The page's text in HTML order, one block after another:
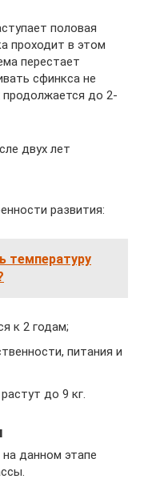
половая
проходит в этом
перестает
сфинкса не
продолжается до 2-
двух лет
развития:
температуру
к 2 годам;
питания и
до 9 кг.
данном этапе